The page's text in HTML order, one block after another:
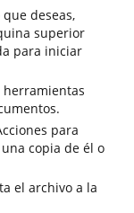
deseas,
superior
para iniciar
para
copia de él o
el archivo a la